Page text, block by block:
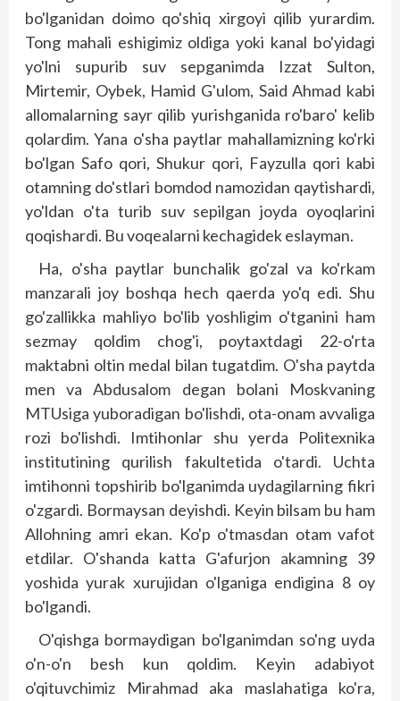
bo'lganidan doimo qo'shiq xirgoyi qilib yurardim.
Tong mahali eshigimiz oldiga yoki kanal bo'yidagi
yo'lni supurib suv sepganimda Izzat Sulton,
Mirtemir, Oybek, Hamid G'ulom, Said Ahmad kabi
allomalarning sayr qilib yurishganida ro'baro' kelib
qolardim. Yana o'sha paytlar mahallamizning ko'rki
bo'lgan Safo qori, Shukur qori, Fayzulla qori kabi
otamning do'stlari bomdod namozidan qaytishardi,
yo'ldan o'ta turib suv sepilgan joyda oyoqlarini
qoqishardi. Bu voqealarni kechagidek eslayman.
Ha, o'sha paytlar bunchalik go'zal va ko'rkam
manzarali joy boshqa hech qaerda yo'q edi. Shu
go'zallikka mahliyo bo'lib yoshligim o'tganini ham
sezmay qoldim chog'i, poytaxtdagi 22-o'rta
maktabni oltin medal bilan tugatdim. O'sha paytda
men va Abdusalom degan bolani Moskvaning
MTUsiga yuboradigan bo'lishdi, ota-onam avvaliga
rozi bo'lishdi. Imtihonlar shu yerda Politexnika
institutining qurilish fakultetida o'tardi. Uchta
imtihonni topshirib bo'lganimda uydagilarning fikri
o'zgardi. Bormaysan deyishdi. Keyin bilsam bu ham
Allohning amri ekan. Ko'p o'tmasdan otam vafot
etdilar. O'shanda katta G'afurjon akamning 39
yoshida yurak xurujidan o'lganiga endigina 8 oy
bo'lgandi.
O'qishga bormaydigan bo'lganimdan so'ng uyda
o'n-o'n besh kun qoldim. Keyin adabiyot
o'qituvchimiz Mirahmad aka maslahatiga ko'ra,